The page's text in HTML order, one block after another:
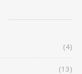
(4)
(13)